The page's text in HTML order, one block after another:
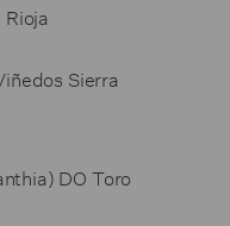
Sierra
DO Toro